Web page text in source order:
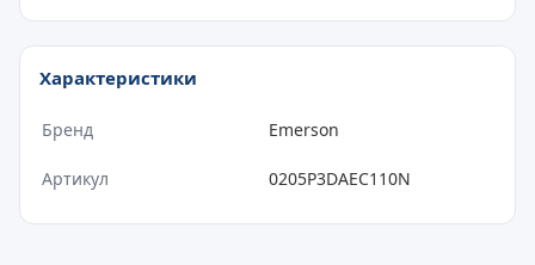
Характеристики
Бренд Emerson
Артикул 0205P3DAEC110N